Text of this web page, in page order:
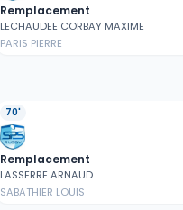
Remplacement
LECHAUDEE CORBAY MAXIME
PARIS PIERRE
70'
Remplacement
LASSERRE ARNAUD
SABATHIER LOUIS